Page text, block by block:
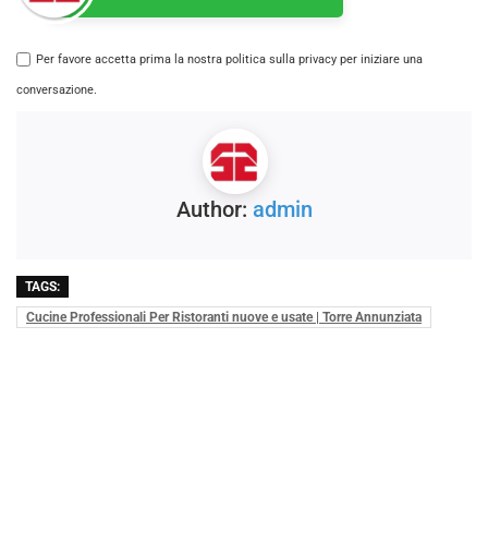
Per favore accetta prima la nostra politica sulla privacy per iniziare una
conversazione.
Author: admin
TAGS:
Cucine Professionali Per Ristoranti nuove e usate | Torre Annunziata